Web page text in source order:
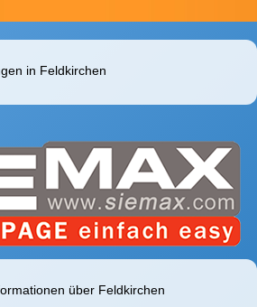
in Feldkirchen
über Feldkirchen